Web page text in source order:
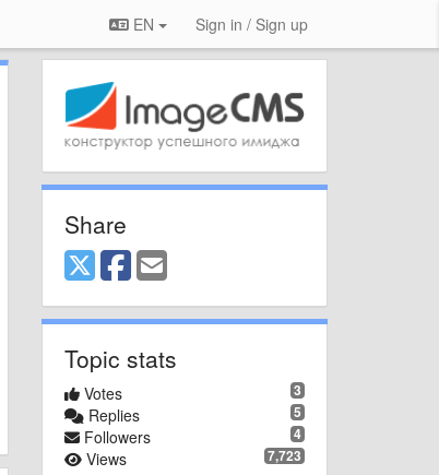
EN Sign in / Sign up
Share
Topic stats
3
Votes
5
Replies
4
Followers
7,723
Views